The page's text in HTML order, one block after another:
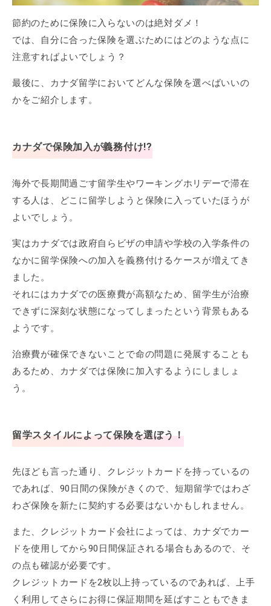
節約のために保険に入らないのは絶対ダメ！
では、自分に合った保険を選ぶためにはどのような点に
注意すればよいでしょう？
最後に、カナダ留学においてどんな保険を選べばいいの
かをご紹介します。
カナダで保険加入が義務付け!?
海外で長期間過ごす留学生やワーキングホリデーで滞在
する人は、どこに留学しようと保険に入っていたほうが
よいでしょう。
実はカナダでは政府自らビザの申請や学校の入学条件の
なかに留学保険への加入を義務付けるケースが増えてき
ました。
それにはカナダでの医療費が高額なため、留学生が治療
できずに深刻な状態になってしまったという背景もある
ようです。
治療費が確保できないことで命の問題に発展することも
あるため、カナダでは保険に加入するようにしましょ
う。
留学スタイルによって保険を選ぼう！
先ほども言った通り、クレジットカードを持っているの
であれば、90日間の保険がきくので、短期留学ではわざ
わざ保険を新たに契約する必要はないかもしれません。
また、クレジットカード会社によっては、カナダでカー
ドを使用してから90日間保証される場合もあるので、そ
の点も確認が必要です。
クレジットカードを2枚以上持っているのであれば、上手
く利用してさらにお得に保証期間を延ばすこともできま